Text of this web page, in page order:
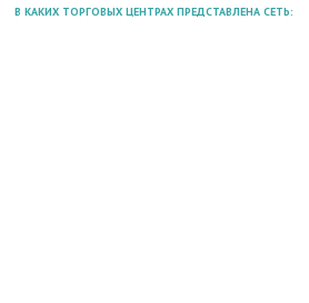
В КАКИХ ТОРГОВЫХ ЦЕНТРАХ ПРЕДСТАВЛЕНА СЕТЬ: